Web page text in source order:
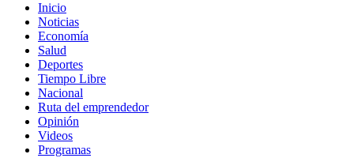
Inicio
Noticias
Economía
Salud
Deportes
Tiempo Libre
Nacional
Ruta del emprendedor
Opinión
Videos
Programas